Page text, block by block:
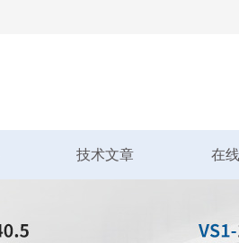
技术文章 在